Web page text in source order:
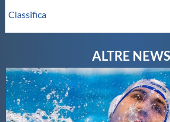
Classifica